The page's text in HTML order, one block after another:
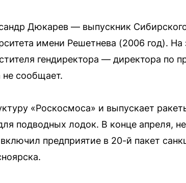
Дюкарев — выпускник Сибирского
имени Решетнева (2006 год).
гендиректора — директора по
сообщает.
«Роскосмоса» и выпускает
подводных лодок. В конце апреля,
предприятие в 20-й пакет